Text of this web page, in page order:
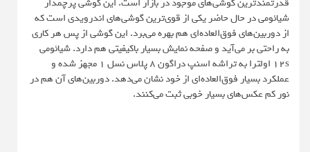
قدرتمندترین گوشی‌های موجود در بازار است. این گوشی پرچمدار
شیائومی در حال حاضر یکی از قوی‌ترین گوشی‌های اندرویدی است که
از دوربین‌های فوق‌العاده‌ای هم بهره می‌برد. این گوشی از پس هر کاری
به راحتی بر می‌آید و صفحه نمایش بسیار باکیفیتی هم دارد. شیائومی
12s اولترا به تراشه اسنپ دراگون ۸ پلاس نسل ۱ مجهز شده و
عملکرد بسیار فوق‌العاده‌ای از خود نشان می‌دهد. دوربین‌های آن هم در
نور کم عکس‌های بسیار خوبی ثبت می‌کنند.